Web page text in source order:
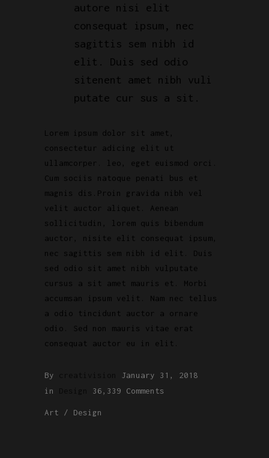
autore nisi elit
consequat ipsum, nec
sagittis sem nibh id
elit. Duis sed odio
sitenent amet nibh vuli
putate cur sus a sit.
Lorem ipsum dolor sit amet,
consectetur adicing elit ut
ullamcorper. leo, eget euismod orci.
Cum sociis natoque penati bus et
magnis dis.Proin gravida nibh vel
velit auctor aliquet. Aenean
sollicitudin, lorem quis bibendum
auctor, nisite elit consequat ipsum,
nec sagittis sem nibh id elit. Duis
sed odio sit amet nibh vulputate
cursus a sit amet mauris et. Morbi
accumsan ipsum velit. Nam nec tellus
a odio tincidunt auctor a ornare
odio. Sed non mauris vitae erat
consequat auctor eu in elit.
By
January 31, 2018
in
36,339 Comments
Art / Design